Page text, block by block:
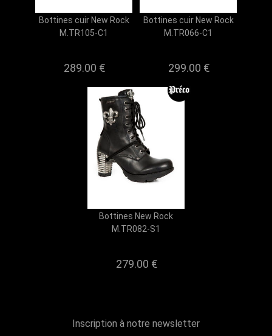
Bottines cuir New Rock
M.TR105-C1
289.00 €
Bottines cuir New Rock
M.TR066-C1
299.00 €
Bottines New Rock
M.TR082-S1
279.00 €
Inscription à notre newsletter